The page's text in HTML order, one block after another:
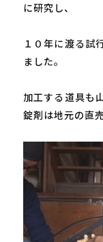
に研究し、
１０年に渡る試
ました。
加工する道具も
錠剤は地元の直